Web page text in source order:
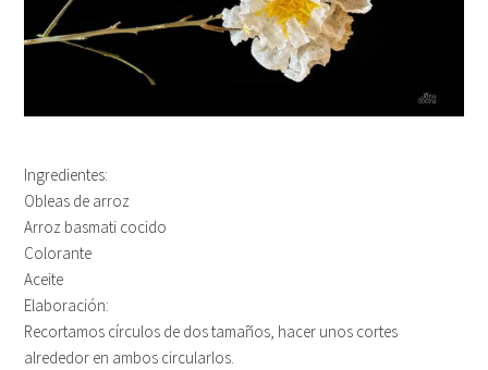
Ingredientes:
Obleas de arroz
Arroz basmati cocido
Colorante
Aceite
Elaboración:
Recortamos círculos de dos tamaños, hacer unos cortes
alrededor en ambos circularlos.